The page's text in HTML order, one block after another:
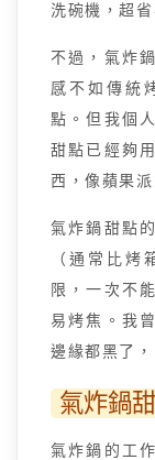
洗碗機，超省
不過，氣炸
感不如傳統
點。但我個
甜點已經夠
西，像蘋果派
氣炸鍋甜點
（通常比烤
限，一次不
易烤焦。我
邊緣都黑了，
氣炸鍋
氣炸鍋的工